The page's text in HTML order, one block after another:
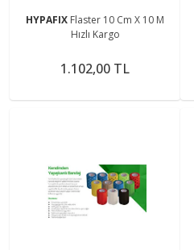
HYPAFIX Flaster 10 Cm X 10 M
Hızlı Kargo
1.102,00 TL